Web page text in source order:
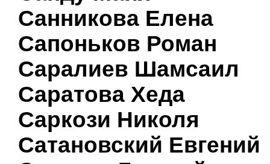
Санникова Елена
Сапоньков Роман
Саралиев Шамсаил
Саратова Хеда
Саркози Николя
Сатановский Евгений